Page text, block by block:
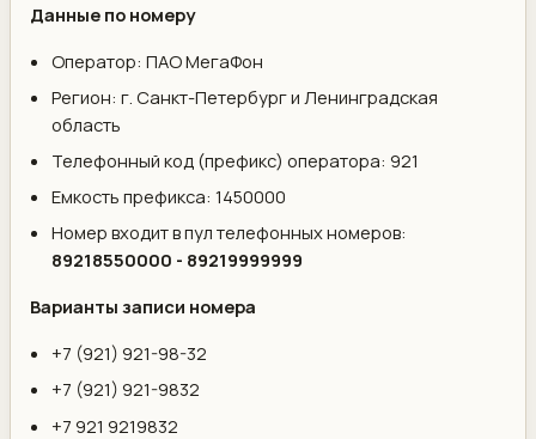
Данные по номеру
Оператор: ПАО МегаФон
Регион: г. Санкт-Петербург и Ленинградская
область
Телефонный код (префикс) оператора: 921
Емкость префикса: 1450000
Номер входит в пул телефонных номеров:
89218550000 - 89219999999
Варианты записи номера
+7 (921) 921-98-32
+7 (921) 921-9832
+7 921 9219832